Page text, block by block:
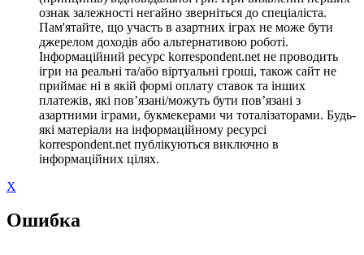
ознак залежності негайно зверніться до спеціаліста.
Пам'ятайте, що участь в азартних іграх не може бути
джерелом доходів або альтернативою роботі.
Інформаційний ресурс korrespondent.net не проводить
ігри на реальні та/або віртуальні гроші, також сайт не
приймає ні в якій формі оплату ставок та інших
платежів, які пов’язані/можуть бути пов’язані з
азартними іграми, букмекерами чи тоталізаторами. Будь-
які матеріали на інформаційному ресурсі
korrespondent.net публікуються виключно в
інформаційних цілях.
X
Ошибка